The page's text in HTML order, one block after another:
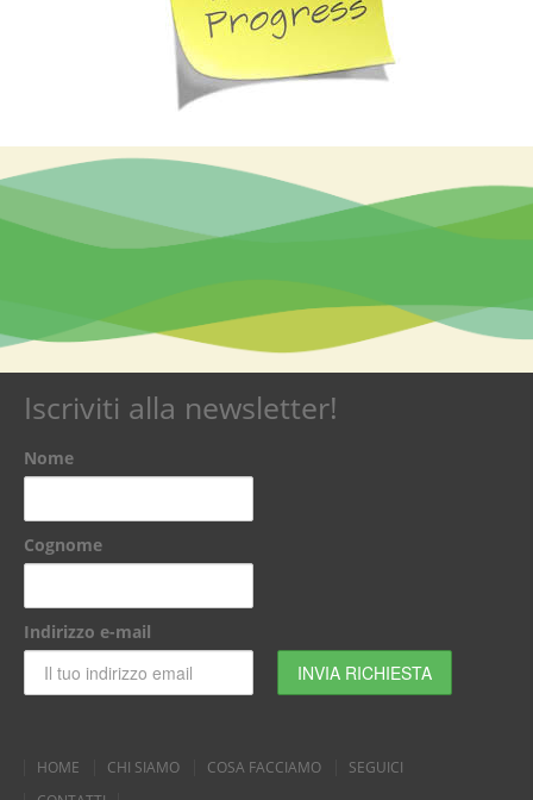
Iscriviti alla newsletter!
Nome
Cognome
Indirizzo e-mail
HOME CHI SIAMO COSA FACCIAMO
SEGUICI